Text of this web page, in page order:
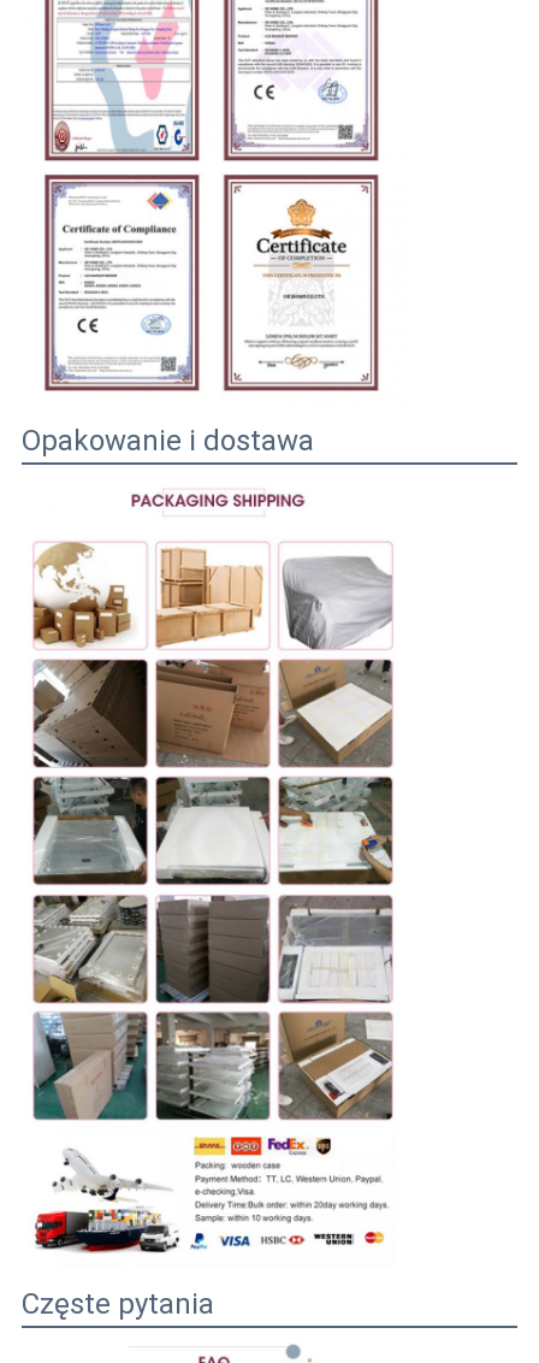
Opakowanie i dostawa
Częste pytania